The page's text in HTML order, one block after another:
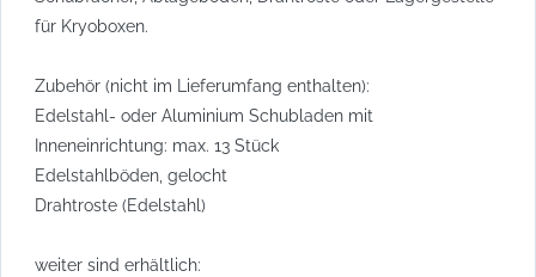
für Kryoboxen.
Zubehör (nicht im Lieferumfang enthalten):
Edelstahl- oder Aluminium Schubladen mit
Inneneinrichtung: max. 13 Stück
Edelstahlböden, gelocht
Drahtroste (Edelstahl)
weiter sind erhältlich: